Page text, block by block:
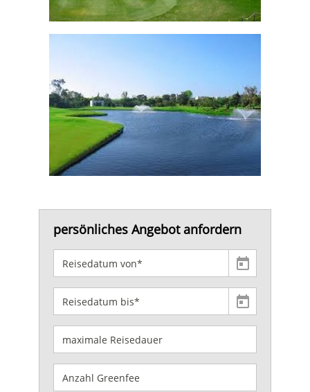
persönliches Angebot anfordern